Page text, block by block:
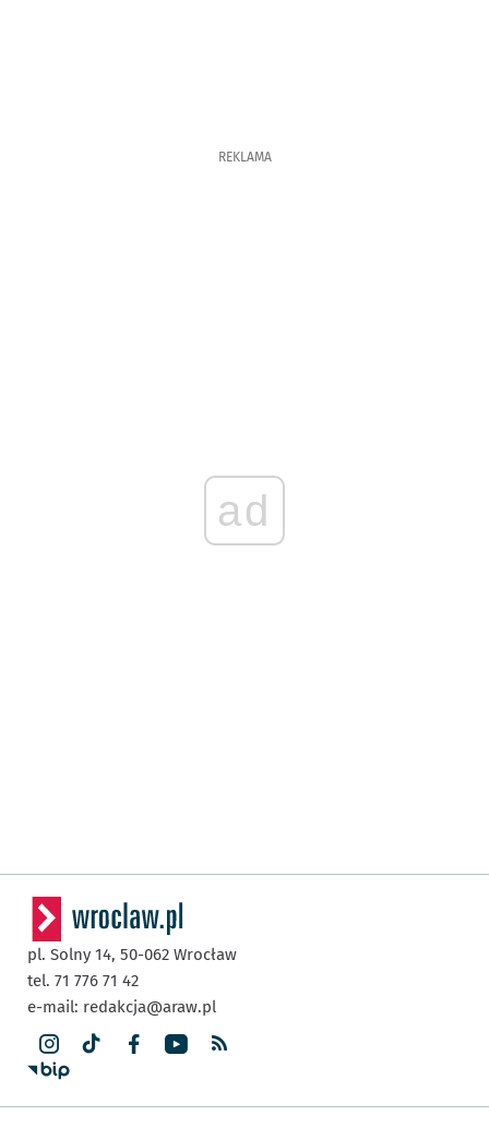
REKLAMA
ad
pl. Solny 14, 50-062 Wrocław
tel. 71 776 71 42
e-mail: redakcja@araw.pl